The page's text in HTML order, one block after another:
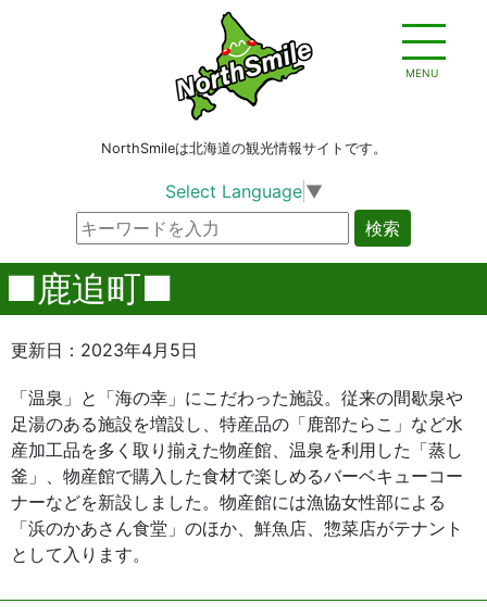
MENU
NorthSmileは北海道の観光情報サイトです。
Select Language ▼
検索
■鹿追町■
更新日：2023年4月5日
「温泉」と「海の幸」にこだわった施設。従来の間歇泉や
足湯のある施設を増設し、特産品の「鹿部たらこ」など水
産加工品を多く取り揃えた物産館、温泉を利用した「蒸し
釜」、物産館で購入した食材で楽しめるバーベキューコー
ナーなどを新設しました。物産館には漁協女性部による
「浜のかあさん食堂」のほか、鮮魚店、惣菜店がテナント
として入ります。